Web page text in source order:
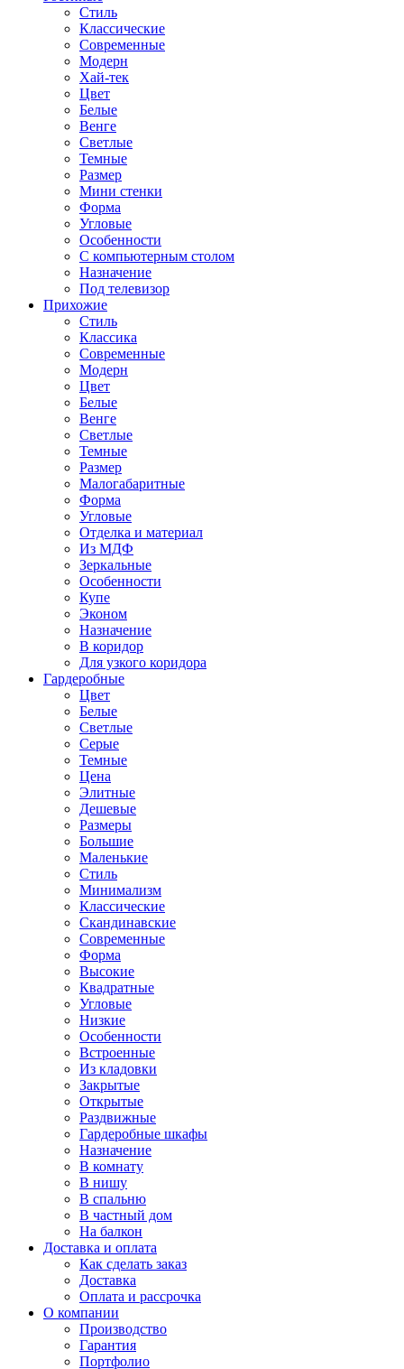
Стиль
Классические
Современные
Модерн
Хай-тек
Цвет
Белые
Венге
Светлые
Темные
Размер
Мини стенки
Форма
Угловые
Особенности
С компьютерным столом
Назначение
Под телевизор
Прихожие
Стиль
Классика
Современные
Модерн
Цвет
Белые
Венге
Светлые
Темные
Размер
Малогабаритные
Форма
Угловые
Отделка и материал
Из МДФ
Зеркальные
Особенности
Купе
Эконом
Назначение
В коридор
Для узкого коридора
Гардеробные
Цвет
Белые
Светлые
Серые
Темные
Цена
Элитные
Дешевые
Размеры
Большие
Маленькие
Стиль
Минимализм
Классические
Скандинавские
Современные
Форма
Высокие
Квадратные
Угловые
Низкие
Особенности
Встроенные
Из кладовки
Закрытые
Открытые
Раздвижные
Гардеробные шкафы
Назначение
В комнату
В нишу
В спальню
В частный дом
На балкон
Доставка и оплата
Как сделать заказ
Доставка
Оплата и рассрочка
О компании
Производство
Гарантия
Портфолио